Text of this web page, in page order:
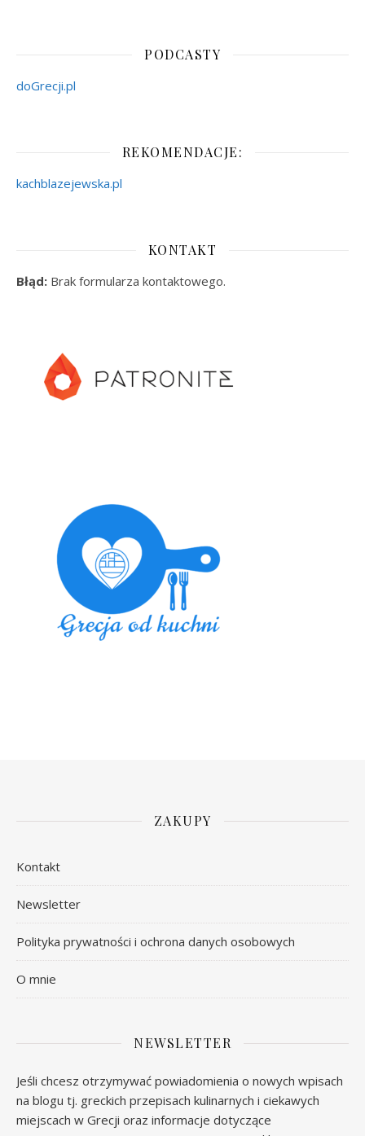
PODCASTY
doGrecji.pl
REKOMENDACJE:
kachblazejewska.pl
KONTAKT
Błąd: Brak formularza kontaktowego.
ZAKUPY
Kontakt
Newsletter
Polityka prywatności i ochrona danych osobowych
O mnie
NEWSLETTER
Jeśli chcesz otrzymywać powiadomienia o nowych wpisach
na blogu tj. greckich przepisach kulinarnych i ciekawych
miejscach w Grecji oraz informacje dotyczące